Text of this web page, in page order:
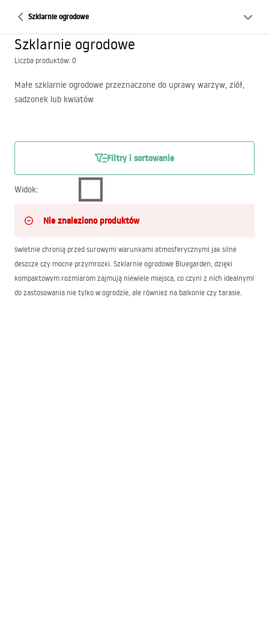
Szklarnie ogrodowe
Szklarnie ogrodowe
Liczba produktów: 0
Małe szklarnie ogrodowe przeznaczone do uprawy warzyw, ziół,
sadzonek lub kwiatów
Filtry i sortowanie
Widok:
Nie znaleziono produktów
świetnie chronią przed surowymi warunkami atmosferycznymi jak silne
deszcze czy mocne przymrozki. Szklarnie ogrodowe Bluegarden, dzięki
kompaktowym rozmiarom zajmują niewiele miejsca, co czyni z nich idealnymi
do zastosowania nie tylko w ogrodzie, ale również na balkonie czy tarasie.